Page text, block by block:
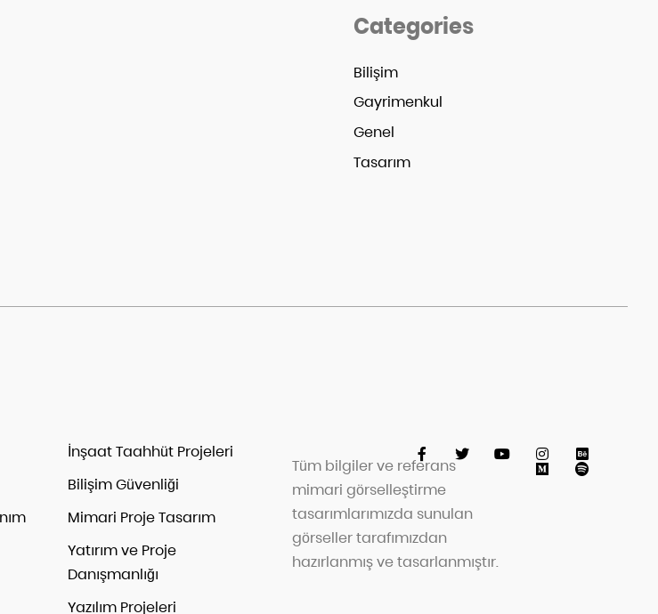
Categories
Bilişim
Gayrimenkul
Genel
Tasarım
İnşaat Taahhüt Projeleri
Bilişim Güvenliği
Mimari Proje Tasarım
Yatırım ve Proje
Danışmanlığı
Yazılım Projeleri
Tüm bilgiler ve referans
mimari görselleştirme
tasarımlarımızda sunulan
görseller tarafımızdan
hazırlanmış ve tasarlanmıştır.